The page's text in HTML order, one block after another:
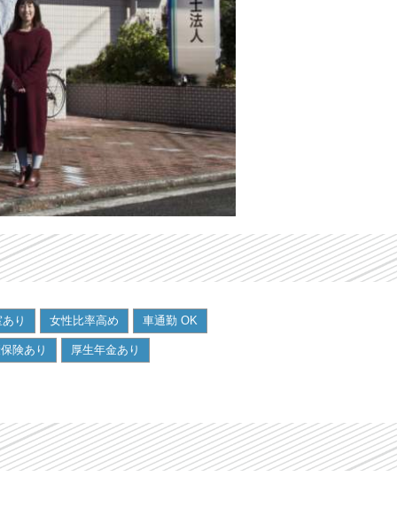
り 女性比率高め 車通勤 OK
険あり 厚生年金あり